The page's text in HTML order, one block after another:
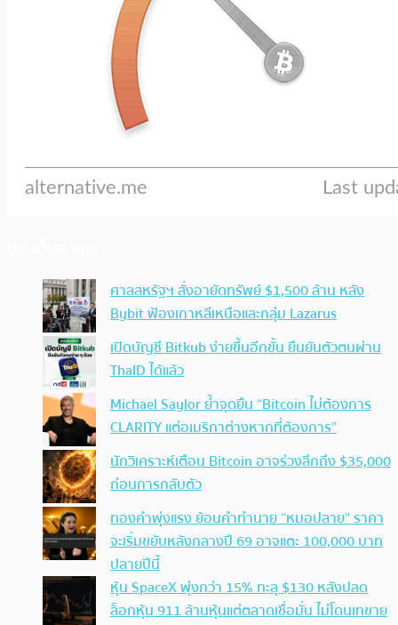
ศาลสหรัฐฯ สั่งอายัดทรัพย์ $1,500 ล้าน หลัง
Bybit ฟ้องเกาหลีเหนือและกลุ่ม Lazarus
เปิดบัญชี Bitkub ง่ายขึ้นอีกขั้น ยืนยันตัวตนผ่าน
ThaID ได้แล้ว
Michael Saylor ย้ำจุดยืน “Bitcoin ไม่ต้องการ
CLARITY แต่อเมริกาต่างหากที่ต้องการ”
นักวิเคราะห์เตือน Bitcoin อาจร่วงลึกถึง $35,000
ก่อนการกลับตัว
ทองคำพุ่งแรง ย้อนคำทำนาย “หมอปลาย” ราคา
จะเริ่มขยับหลังกลางปี 69 อาจแตะ 100,000 บาท
ปลายปีนี้
หุ้น SpaceX พุ่งกว่า 15% ทะลุ $130 หลังปลด
ล็อกหุ้น 911 ล้านหุ้นแต่ตลาดเชื่อมั่น ไม่โดนเทขาย